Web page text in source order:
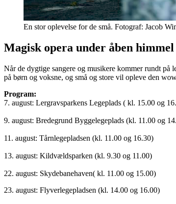
En stor oplevelse for de små. Fotograf: Jacob
Magisk opera under åben himmel
Når de dygtige sangere og musikere kommer rundt
på børn og voksne, og små og store vil opleve den
Program:
7. august: Lergravsparkens Legeplads ( kl. 15.00 og
9. august: Bredegrund Byggelegeplads (kl. 11.00 og
11. august: Tårnlegepladsen (kl. 11.00 og 16.30)
13. august: Kildvældsparken (kl. 9.30 og 11.00)
22. august: Skydebanehaven( kl. 11.00 og 15.00)
23. august: Flyverlegepladsen (kl. 14.00 og 16.00)